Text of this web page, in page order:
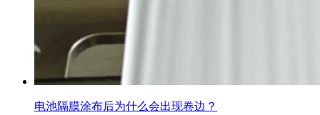
电池隔膜涂布后为什么会出现卷边？